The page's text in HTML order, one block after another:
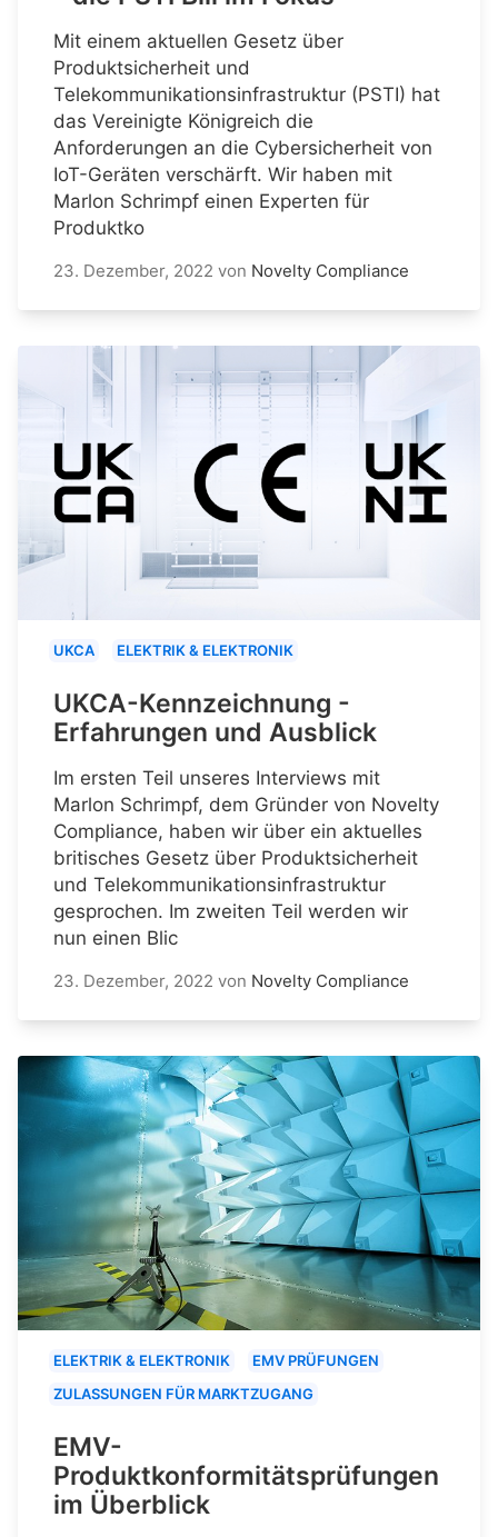
Mit einem aktuellen Gesetz über
Produktsicherheit und
Telekommunikationsinfrastruktur (PSTI) hat
das Vereinigte Königreich die
Anforderungen an die Cybersicherheit von
IoT-Geräten verschärft. Wir haben mit
Marlon Schrimpf einen Experten für
Produktko
23. Dezember, 2022 von Novelty Compliance
UKCA ELEKTRIK & ELEKTRONIK
UKCA-Kennzeichnung -
Erfahrungen und Ausblick
Im ersten Teil unseres Interviews mit
Marlon Schrimpf, dem Gründer von Novelty
Compliance, haben wir über ein aktuelles
britisches Gesetz über Produktsicherheit
und Telekommunikationsinfrastruktur
gesprochen. Im zweiten Teil werden wir
nun einen Blic
23. Dezember, 2022 von Novelty Compliance
ELEKTRIK & ELEKTRONIK
EMV PRÜFUNGEN
ZULASSUNGEN FÜR MARKTZUGANG
EMV-
Produktkonformitätsprüfungen
im Überblick